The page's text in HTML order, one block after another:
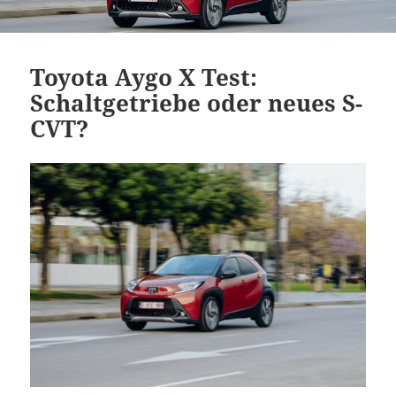
Toyota Aygo X Test:
Schaltgetriebe oder neues S-
CVT?